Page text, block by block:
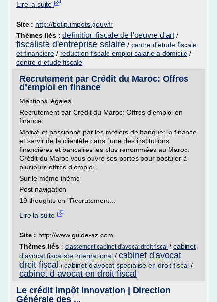
Lire la suite
Site : http://bofip.impots.gouv.fr
Thèmes liés : definition fiscale de l'oeuvre d'art/
fiscaliste d'entreprise salaire / centre d'etude fiscale
et financiere / reduction fiscale emploi salarie a domicile /
centre d etude fiscale
Recrutement par Crédit du Maroc: Offres
d’emploi en finance
Mentions légales
Recrutement par Crédit du Maroc: Offres d'emploi en
finance
Motivé et passionné par les métiers de banque: la finance
et servir de la clientèle dans l'une des institutions
financières et bancaires les plus renommées au Maroc:
Crédit du Maroc vous ouvre ses portes pour postuler à
plusieurs offres d'emploi .
Sur le même thème
Post navigation
19 thoughts on "Recrutement...
Lire la suite
Site : http://www.guide-az.com
Thèmes liés : classement cabinet d'avocat droit fiscal / cabinet
d'avocat fiscaliste international / cabinet d'avocat
droit fiscal / cabinet d'avocat specialise en droit fiscal /
cabinet d avocat en droit fiscal
Le crédit impôt innovation | Direction
Générale des ...